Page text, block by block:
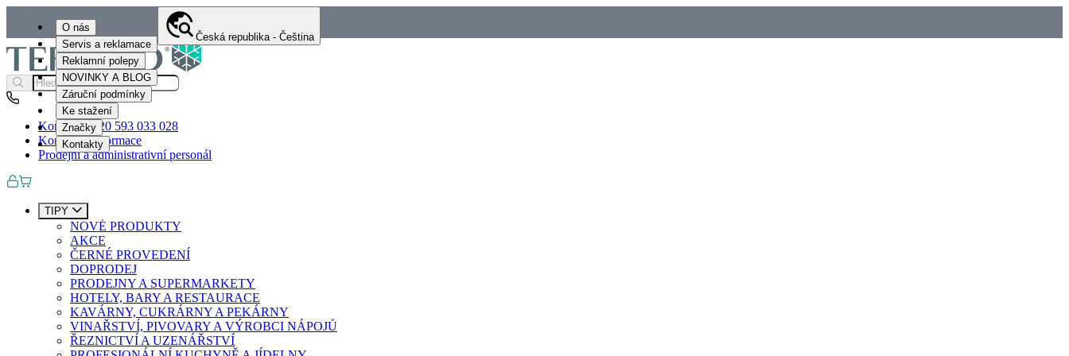
O nás
Servis a reklamace
Reklamní polepy
NOVINKY A BLOG
Záruční podmínky
Ke stažení
Značky
Kontakty
Česká republika - Čeština
Kontakty+420 593 033 028
Kontaktní informace
Prodejní a administrativní personál
TIPY
NOVÉ PRODUKTY
AKCE
ČERNÉ PROVEDENÍ
DOPRODEJ
PRODEJNY A SUPERMARKETY
HOTELY, BARY A RESTAURACE
KAVÁRNY, CUKRÁRNY A PEKÁRNY
VINAŘSTVÍ, PIVOVARY A VÝROBCI NÁPOJŮ
ŘEZNICTVÍ A UZENÁŘSTVÍ